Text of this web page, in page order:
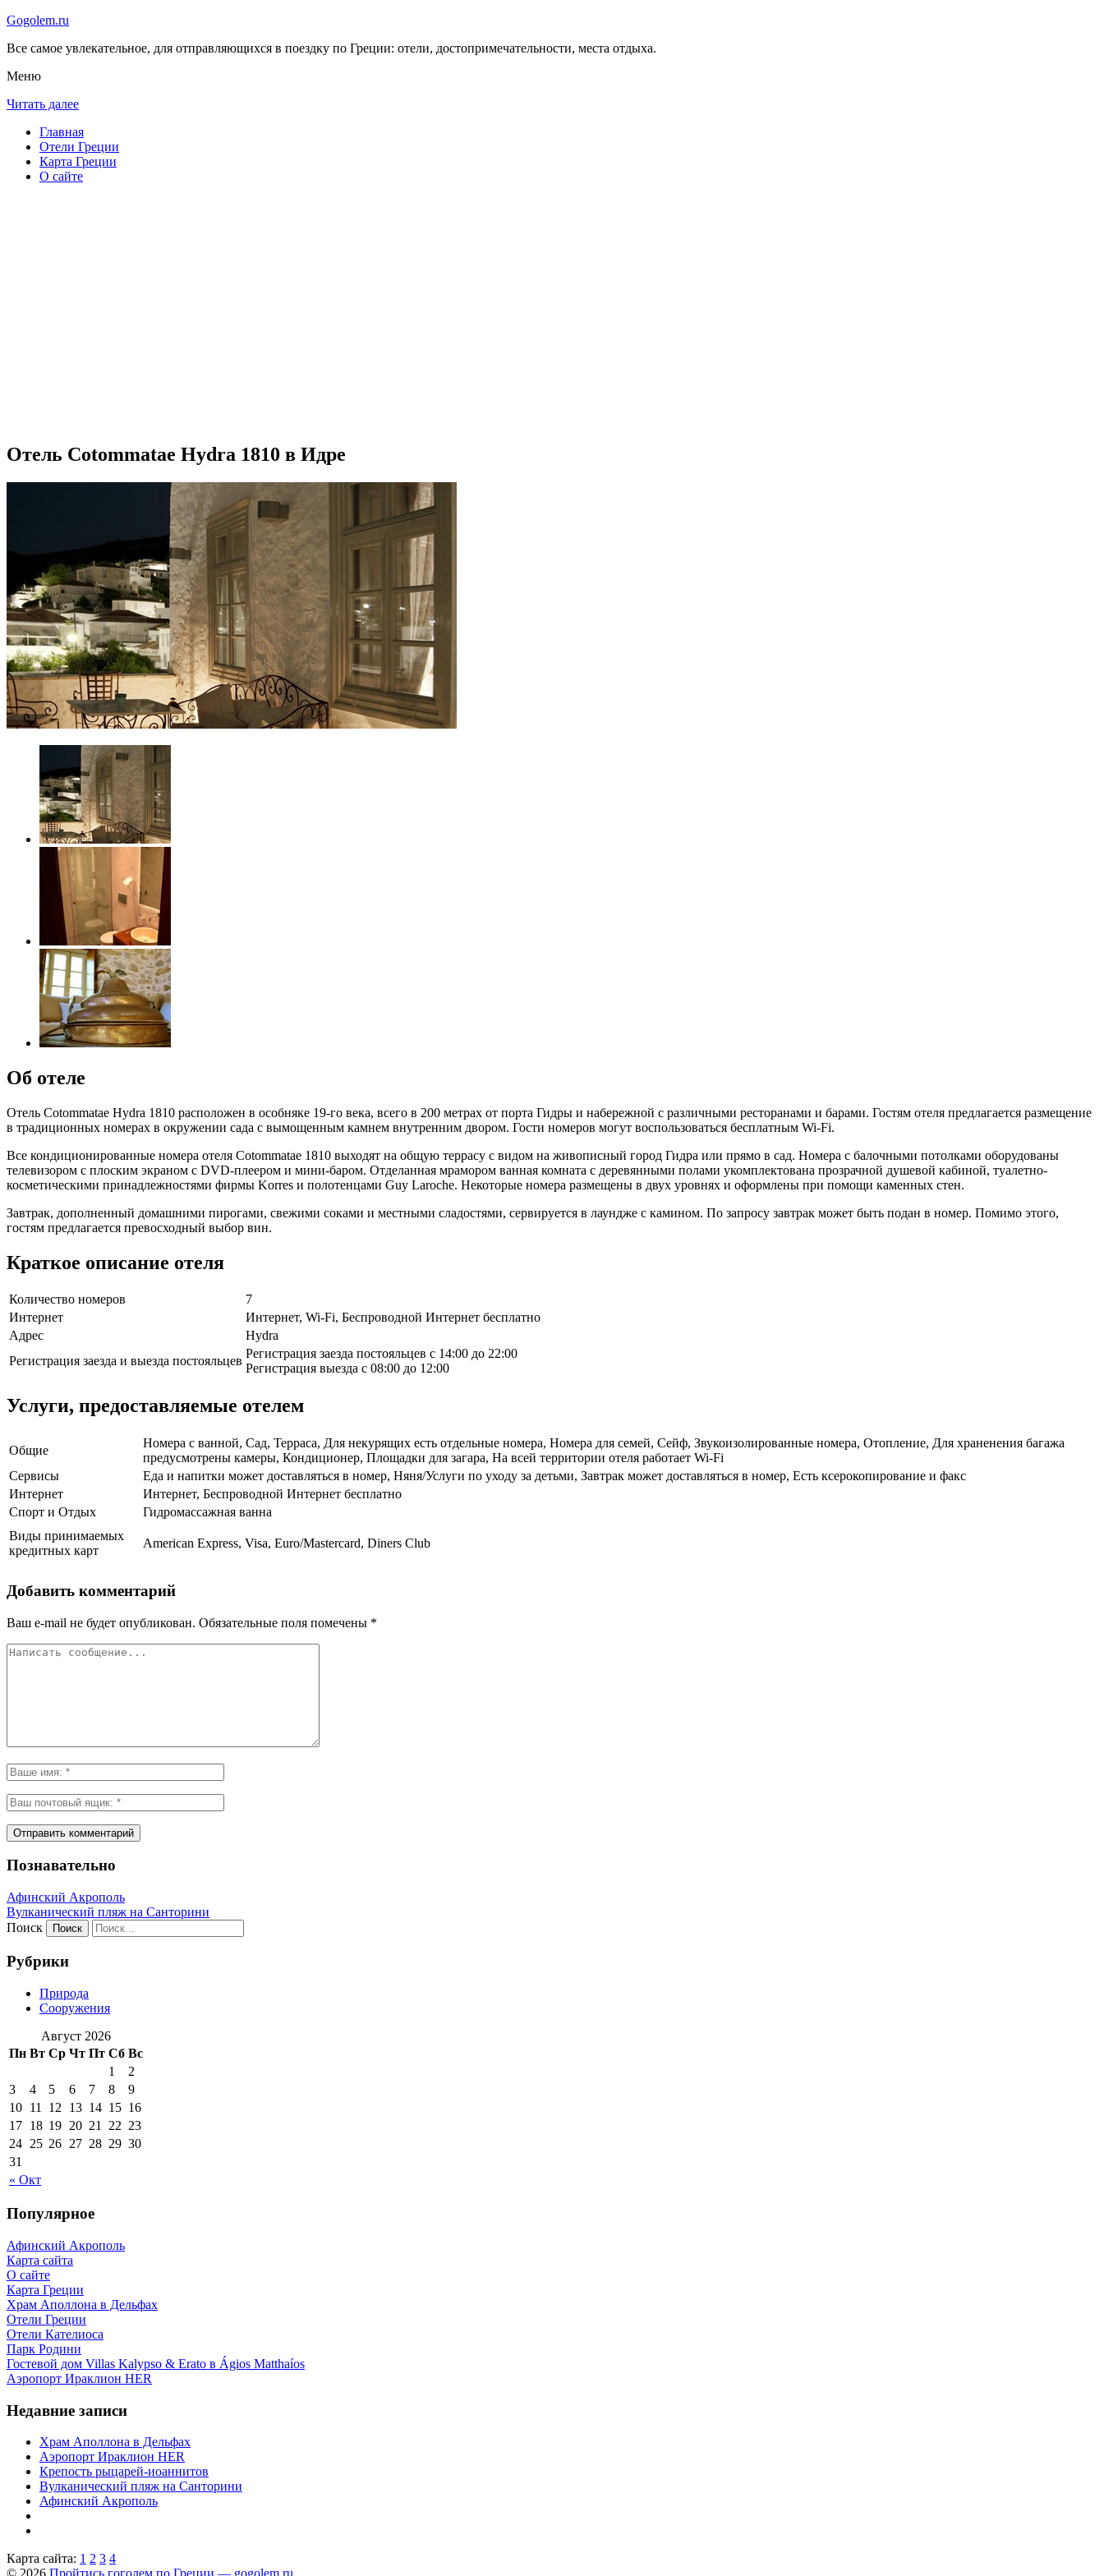
Gogolem.ru
Все самое увлекательное, для отправляющихся в поездку по Греции: отели, достопримечательности, места отдыха.
Меню
Читать далее
Главная
Отели Греции
Карта Греции
О сайте
Отель Cotommatae Hydra 1810 в Идре
Об отеле
Отель Cotommatae Hydra 1810 расположен в особняке 19-го века, всего в 200 метрах от порта Гидры и набережной с различными ресторанами и барами. Гостям отеля предлагается размещение
в традиционных номерах в окружении сада с вымощенным камнем внутренним двором. Гости номеров могут воспользоваться бесплатным Wi-Fi.
Все кондиционированные номера отеля Cotommatae 1810 выходят на общую террасу с видом на живописный город Гидра или прямо в сад. Номера с балочными потолками оборудованы
телевизором с плоским экраном с DVD-плеером и мини-баром. Отделанная мрамором ванная комната с деревянными полами укомплектована прозрачной душевой кабиной, туалетно-
косметическими принадлежностями фирмы Korres и полотенцами Guy Laroche. Некоторые номера размещены в двух уровнях и оформлены при помощи каменных стен.
Завтрак, дополненный домашними пирогами, свежими соками и местными сладостями, сервируется в лаундже с камином. По запросу завтрак может быть подан в номер. Помимо этого,
гостям предлагается превосходный выбор вин.
Краткое описание отеля
Количество номеров
7
Интернет
Интернет, Wi-Fi, Беспроводной Интернет бесплатно
Адрес
Hydra
Регистрация заезда и выезда постояльцев
Регистрация заезда постояльцев с 14:00 до 22:00
Регистрация выезда с 08:00 до 12:00
Услуги, предоставляемые отелем
Общие
Номера с ванной, Сад, Терраса, Для некурящих есть отдельные номера, Номера для семей, Сейф, Звукоизолированные номера, Отопление, Для храненения багажа
предусмотрены камеры, Кондиционер, Площадки для загара, На всей территории отеля работает Wi-Fi
Сервисы
Еда и напитки может доставляться в номер, Няня/Услуги по уходу за детьми, Завтрак может доставляться в номер, Есть ксерокопирование и факс
Интернет
Интернет, Беспроводной Интернет бесплатно
Спорт и Отдых
Гидромассажная ванна
Виды принимаемых
кредитных карт
American Express, Visa, Euro/Mastercard, Diners Club
Добавить комментарий
Ваш e-mail не будет опубликован. Обязательные поля помечены *
Познавательно
Афинский Акрополь
Вулканический пляж на Санторини
Поиск
Рубрики
Природа
Сооружения
Август 2026
Пн Вт Ср Чт Пт Сб Вс
« Окт
1
2
3
4 5 6 7 8
9
10 11 12 13 14 15 16
17 18 19 20 21 22 23
24 25 26 27 28 29 30
31
Популярное
Афинский Акрополь
Карта сайта
О сайте
Карта Греции
Храм Аполлона в Дельфах
Отели Греции
Отели Кателиоса
Парк Родини
Гостевой дом Villas Kalypso & Erato в Ágios Matthaíos
Аэропорт Ираклион HER
Недавние записи
Храм Аполлона в Дельфах
Аэропорт Ираклион HER
Крепость рыцарей-иоаннитов
Вулканический пляж на Санторини
Афинский Акрополь
Карта сайта: 1 2 3 4